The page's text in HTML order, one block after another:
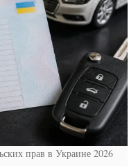
прав в Украине 2026